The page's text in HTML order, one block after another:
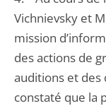
Vichnievsky et
mission
des actions de
auditions et des
constaté que la